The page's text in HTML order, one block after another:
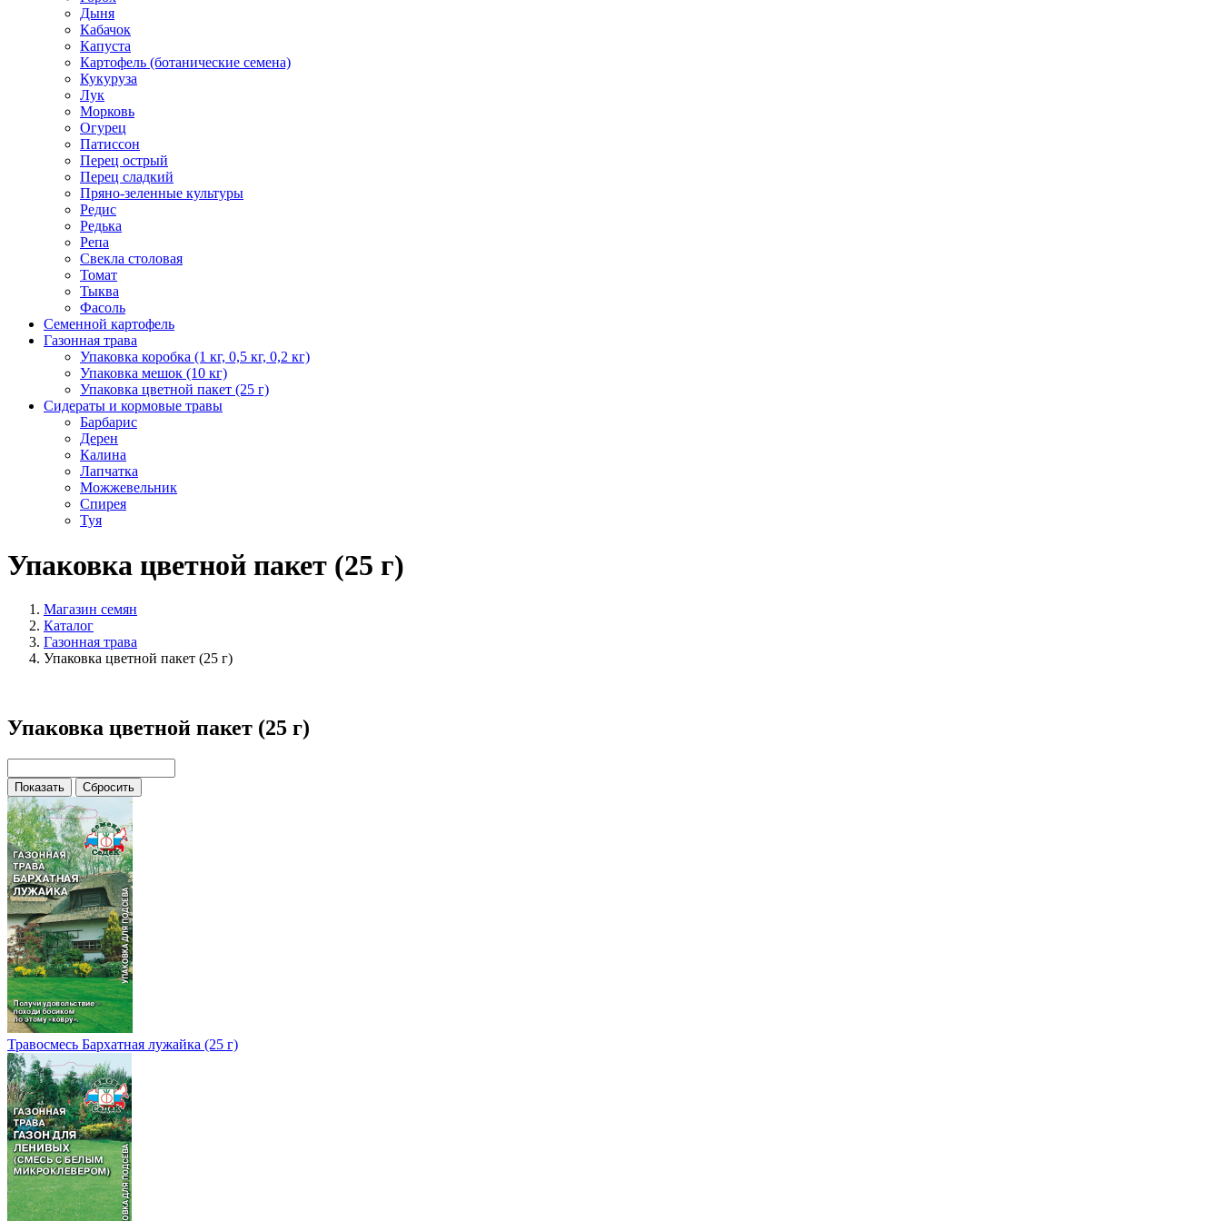
Дыня
Кабачок
Капуста
Картофель (ботанические семена)
Кукуруза
Лук
Морковь
Огурец
Патиссон
Перец острый
Перец сладкий
Пряно-зеленные культуры
Редис
Редька
Репа
Свекла столовая
Томат
Тыква
Фасоль
Семенной картофель
Газонная трава
Упаковка коробка (1 кг, 0,5 кг, 0,2 кг)
Упаковка мешок (10 кг)
Упаковка цветной пакет (25 г)
Сидераты и кормовые травы
Барбарис
Дерен
Калина
Лапчатка
Можжевельник
Спирея
Туя
Упаковка цветной пакет (25 г)
Магазин семян
Каталог
Газонная трава
Упаковка цветной пакет (25 г)
Упаковка цветной пакет (25 г)
Травосмесь Бархатная лужайка (25 г)